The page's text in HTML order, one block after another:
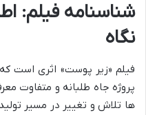
شناسنامه فیلم:
نگاه
فیلم «زیر پوست» اثری است
پروژه جاه طلبانه و متفاوت
ها تلاش و تغییر در مسیر